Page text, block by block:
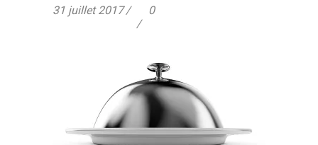
31 juillet 2017 0